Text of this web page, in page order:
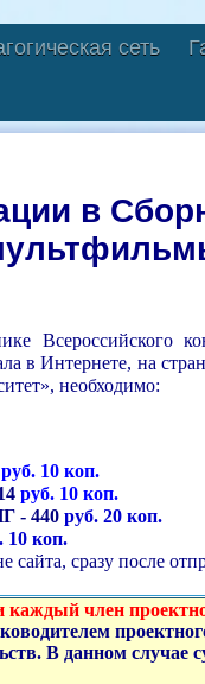
сеть
в
Всероссийского
в Интернете, на
необходимо:
руб. 10 коп.
руб. 10 коп.
- 440 руб. 20 коп.
10 коп.
сразу после
каждый член
В данном случае